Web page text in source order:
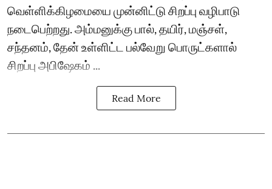
வெள்ளிக்கிழமையை முன்னிட்டு சிறப்பு வழிபாடு
நடைபெற்றது. அம்மனுக்கு பால், தயிர், மஞ்சள்,
சந்தனம், தேன் உள்ளிட்ட பல்வேறு பொருட்களால்
சிறப்பு அபிஷேகம் ...
Read More